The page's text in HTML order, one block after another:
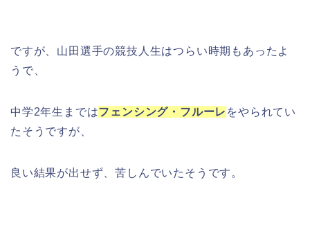
ですが、山田選手の競技人生はつらい時期もあったよ
うで、
中学2年生まではフェンシング・フルーレ をやられてい
たそうですが、
良い結果が出せず、苦しんでいたそうです。